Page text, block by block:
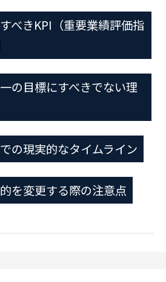
べきKPI（重要業績評価指
一の目標にすべきでない理
の現実的なタイムライン
を変更する際の注意点